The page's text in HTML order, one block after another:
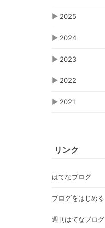
▶ 2025
▶ 2024
▶ 2023
▶ 2022
▶ 2021
リンク
はてなブログ
ブログをはじめる
週刊はてなブログ